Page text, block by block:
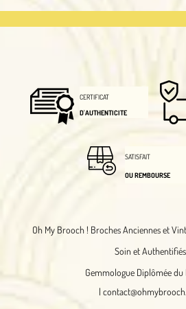
Oh My Brooch ! Broches Anciennes et
Soin et Authentifiés
Gemmologue Diplômée du
|
CERTIFICAT
D'AUTHENTICITE
SATISFAIT
OU REMBOURSE